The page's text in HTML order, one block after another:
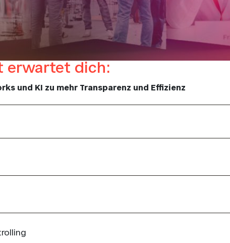
erwartet dich:
und KI zu mehr Transparenz und Effizienz